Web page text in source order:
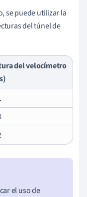
se puede utilizar la
del túnel de
del velocímetro
el uso de